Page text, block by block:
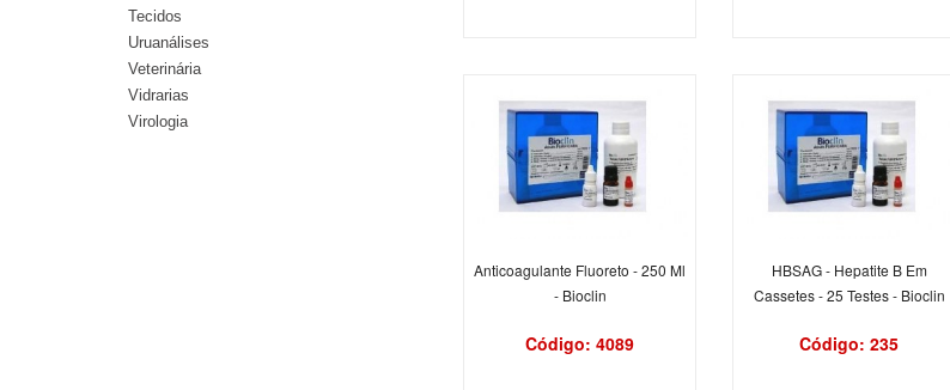
Anticoagulante Fluoreto - 250 Ml
- Bioclin
Código: 4089
HBSAG - Hepatite B Em
Cassetes - 25 Testes - Bioclin
Código: 235
Tecidos
Uruanálises
Veterinária
Vidrarias
Virologia